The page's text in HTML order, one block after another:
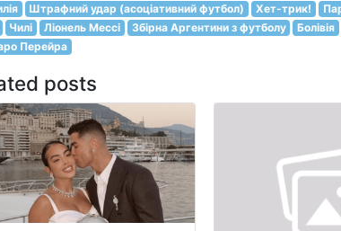
Штрафний удар (асоціативний футбол) Хет-трик!
Чилі Ліонель Мессі Збірна Аргентини з футболу Болівія
Перейра
posts